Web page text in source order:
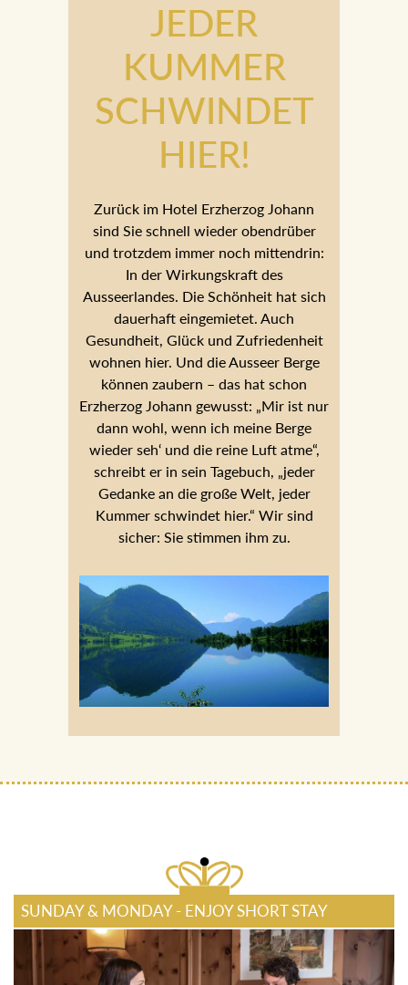
KUMMER
SCHWINDET
HIER!
Zurück im Hotel Erzherzog Johann sind
trotzdem immer noch mittendrin: In der
Wirkungskraft des Ausseerlandes. Die
Schönheit hat sich dauerhaft
eingemietet. Auch Gesundheit, Glück
und Zufriedenheit wohnen hier. Und die
Ausseer Berge können zaubern – das
hat schon Erzherzog Johann gewusst:
„Mir ist nur dann wohl, wenn ich meine
Berge wieder seh‘ und die reine Luft
atme“, schreibt er in sein Tagebuch,
„jeder Gedanke an die große Welt, jeder
Kummer schwindet hier.“ Wir sind
sicher: Sie stimmen ihm zu.